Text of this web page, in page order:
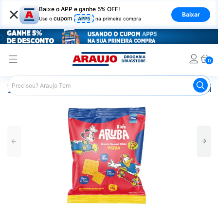
× Baixe o APP e ganhe 5% OFF!
Use o cupom APP5 na primeira compra
Baixar
0
Araujo Mercado Biscoito e